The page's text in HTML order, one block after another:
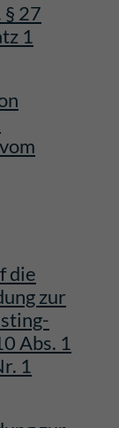
27
1
die
zur
Abs. 1
1